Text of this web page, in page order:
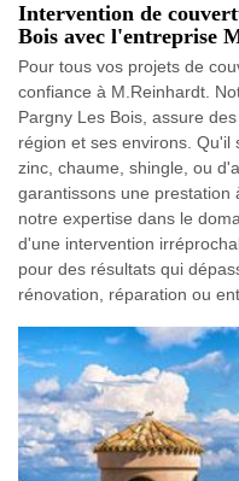
Intervention de
Bois avec l'entreprise
Pour tous vos projets de
confiance à M.Reinhardt.
Pargny Les Bois, assure
région et ses environs. Qu'il
zinc, chaume, shingle, ou
garantissons une prestation
notre expertise dans le
d'une intervention
pour des résultats qui
rénovation, réparation ou